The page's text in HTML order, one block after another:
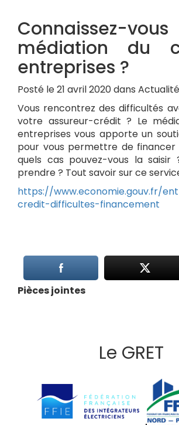
médiation du
entreprises ?
Posté le 21 avril 2020 dans
Vous rencontrez des difficultés
votre assureur-crédit ? Le
entreprises vous apporte un
pour vous permettre de
quels cas pouvez-vous la saisir
prendre ? Tout savoir sur ce
https://www.economie.gouv.fr/
credit-difficultes-financement
Pièces jointes
Le GRET